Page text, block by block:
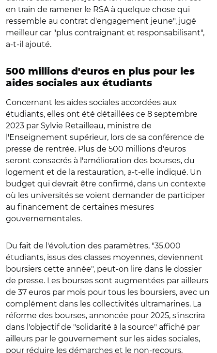
en train de ramener le RSA à quelque chose qui
ressemble au contrat d'engagement jeune", jugé
meilleur car "plus contraignant et responsabilisant",
a-t-il ajouté.
500 millions d'euros en plus pour les
aides sociales aux étudiants
Concernant les aides sociales accordées aux
étudiants, elles ont été détaillées ce 8 septembre
2023 par Sylvie Retailleau, ministre de
l'Enseignement supérieur, lors de sa conférence de
presse de rentrée. Plus de 500 millions d'euros
seront consacrés à l'amélioration des bourses, du
logement et de la restauration, a-t-elle indiqué. Un
budget qui devrait être confirmé, dans un contexte
où les universités se voient demander de participer
au financement de certaines mesures
gouvernementales.
Du fait de l'évolution des paramètres, "35.000
étudiants, issus des classes moyennes, deviennent
boursiers cette année", peut-on lire dans le dossier
de presse. Les bourses sont augmentées par ailleurs
de 37 euros par mois pour tous les boursiers, avec un
complément dans les collectivités ultramarines. La
réforme des bourses, annoncée pour 2025, s'inscrira
dans l'objectif de "solidarité à la source" affiché par
ailleurs par le gouvernement sur les aides sociales,
pour réduire les démarches et le non-recours.